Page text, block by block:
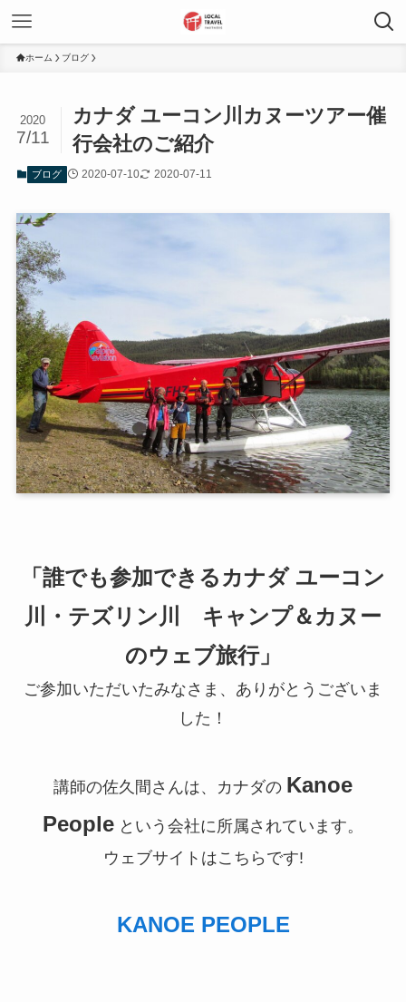
ホーム ブログ
カナダ ユーコン川カヌーツアー催
行会社のご紹介
2020
7/11
ブログ 2020-07-10 2020-07-11
「誰でも参加できるカナダ ユーコン
川・テズリン川 キャンプ＆カヌー
のウェブ旅行」
ご参加いただいたみなさま、ありがとうございま
した！
講師の佐久間さんは、カナダの Kanoe
People という会社に所属されています。
ウェブサイトはこちらです!
KANOE PEOPLE